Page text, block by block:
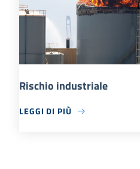
Rischio industriale
LEGGI DI PIÙ